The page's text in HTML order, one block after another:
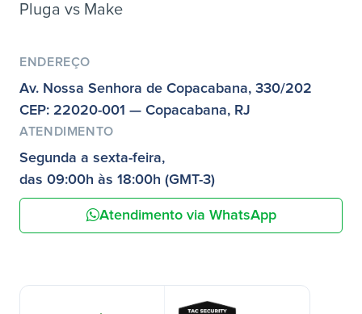
Pluga vs Make
ENDEREÇO
Av. Nossa Senhora de Copacabana, 330/202
CEP: 22020-001 — Copacabana, RJ
ATENDIMENTO
Segunda a sexta-feira,
das 09:00h às 18:00h (GMT-3)
Atendimento via WhatsApp